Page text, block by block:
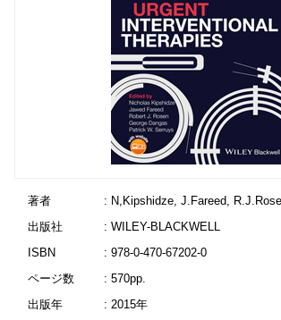
著者
: N,Kipshidze, J.Fareed,
出版社
: WILEY-BLACKWELL
ISBN
: 978-0-470-67202-0
ページ数
: 570pp.
出版年
: 2015年